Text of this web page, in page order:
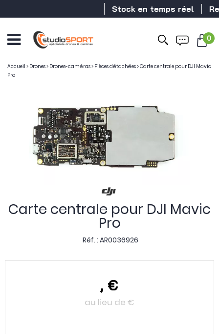
Stock en temps réel
0
Accueil > Drones> Drones-caméras> Pièces détachées>Carte centrale pour DJI Mavic
Pro
Carte centrale pour DJI Mavic
Pro
Réf. : AR0036926
, €
au lieu de €